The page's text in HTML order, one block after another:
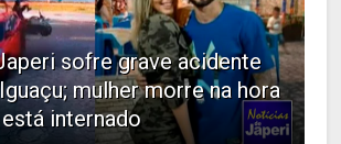
sofre grave acidente
mulher morre na hora
internado